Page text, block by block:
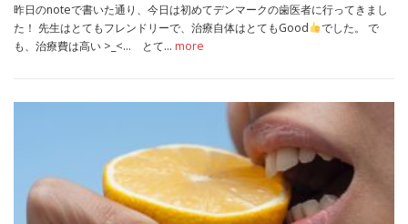
昨日のnoteで書いた通り、今日は初めてデンマークの歯医者に行ってきまし
た！ 先生はとてもフレンドリーで、治療自体はとてもGood
でした。 で
も、治療費は高い >_<… とて… more